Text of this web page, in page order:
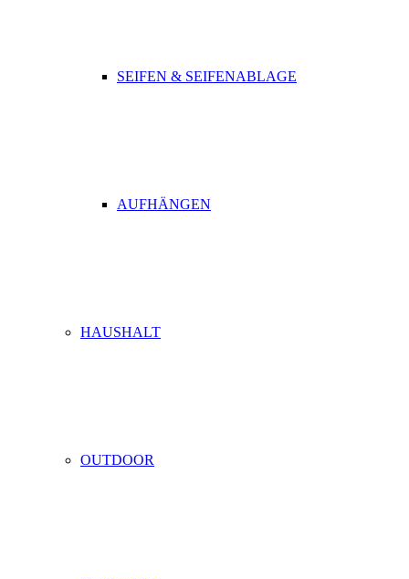
SEIFEN & SEIFENABLAGE
AUFHÄNGEN
HAUSHALT
OUTDOOR